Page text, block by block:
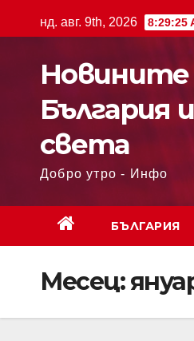
нд. авг. 9th, 2026 8:29:26
България и
света
Добро утро - Инфо
БЪЛГАРИЯ
Месец: